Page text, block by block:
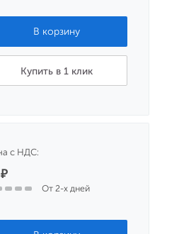
Купить в 1 клик
с НДС:
₽
От 2-х дней